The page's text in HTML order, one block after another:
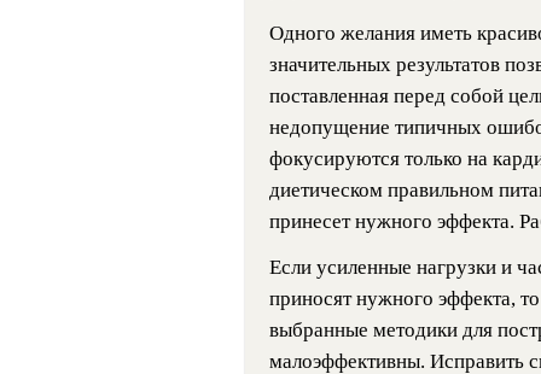
Одного желания иметь
значительных результатов
поставленная перед собой
недопущение типичных
фокусируются только на
диетическом правильном
принесет нужного эффекта.
Если усиленные нагрузки и
приносят нужного эффекта,
выбранные методики для
малоэффективны. Исправить